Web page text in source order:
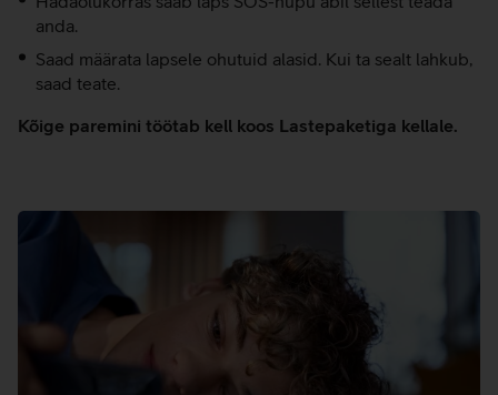
anda.
Saad määrata lapsele ohutuid alasid. Kui ta sealt lahkub,
saad teate.
Kõige paremini töötab kell koos Lastepaketiga kellale.